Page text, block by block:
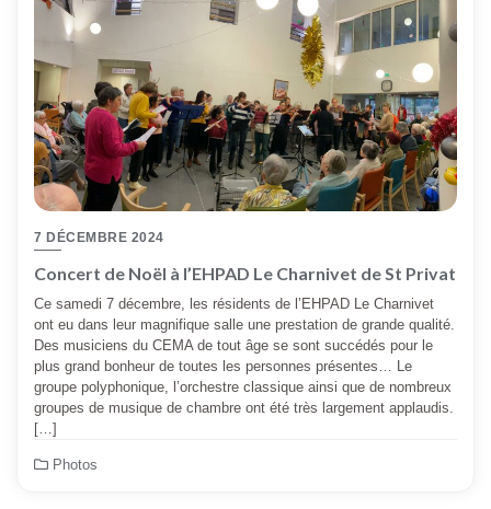
7 DÉCEMBRE 2024
Concert de Noël à l’EHPAD Le Charnivet de St Privat
Ce samedi 7 décembre, les résidents de l’EHPAD Le Charnivet
ont eu dans leur magnifique salle une prestation de grande qualité.
Des musiciens du CEMA de tout âge se sont succédés pour le
plus grand bonheur de toutes les personnes présentes… Le
groupe polyphonique, l’orchestre classique ainsi que de nombreux
groupes de musique de chambre ont été très largement applaudis.
[…]
Photos